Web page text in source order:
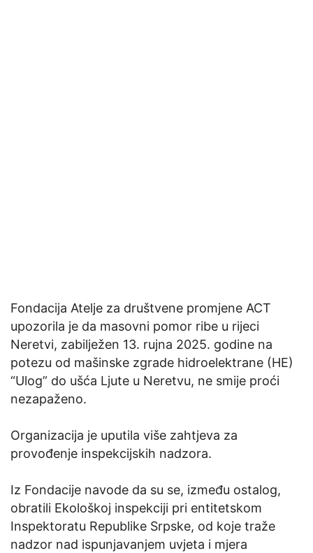
Fondacija Atelje za društvene promjene ACT
upozorila je da masovni pomor ribe u rijeci
Neretvi, zabilježen 13. rujna 2025. godine na
potezu od mašinske zgrade hidroelektrane (HE)
“Ulog” do ušća Ljute u Neretvu, ne smije proći
nezapaženo.
Organizacija je uputila više zahtjeva za
provođenje inspekcijskih nadzora.
Iz Fondacije navode da su se, između ostalog,
obratili Ekološkoj inspekciji pri entitetskom
Inspektoratu Republike Srpske, od koje traže
nadzor nad ispunjavanjem uvjeta i mjera